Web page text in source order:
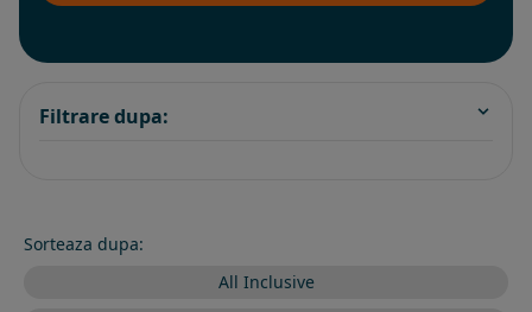
Filtrare dupa:
Sorteaza dupa:
All Inclusive